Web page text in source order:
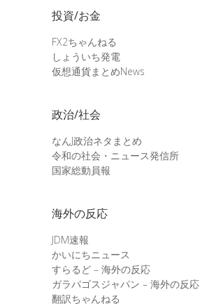
投資/お金
FX2ちゃんねる
しょういち発電
仮想通貨まとめNews
政治/社会
なんJ政治ネタまとめ
令和の社会・ニュース発信所
国家総動員報
海外の反応
JDM速報
かいにちニュース
すらるど – 海外の反応
ガラパゴスジャパン – 海外の反応
翻訳ちゃんねる